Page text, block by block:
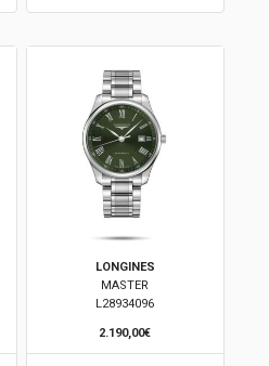
LONGINES
MASTER
L28934096
2.190,00€